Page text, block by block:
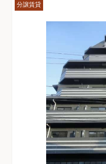
分譲賃貸